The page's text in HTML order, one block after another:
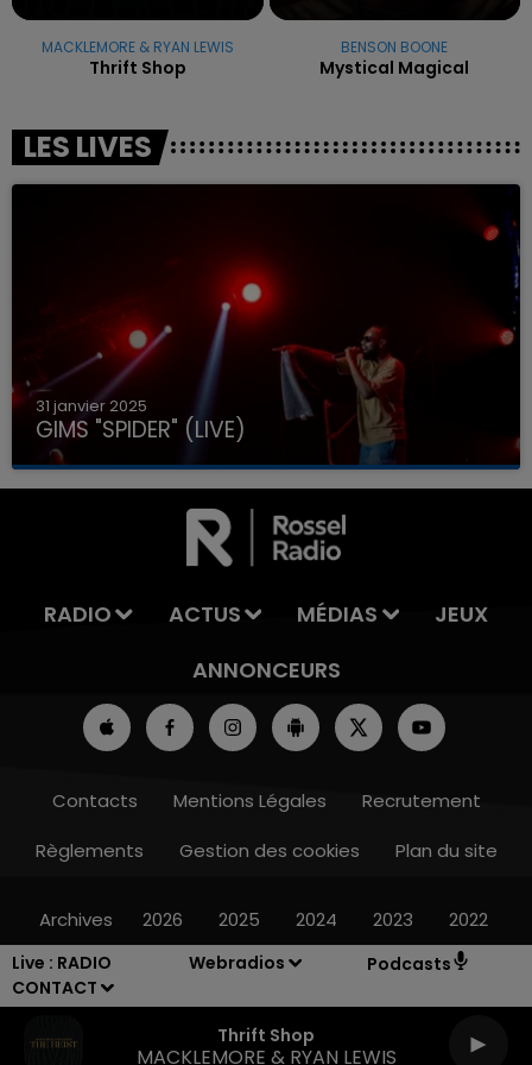
Live : RADIO
CONTACT
Webradios Podcasts
Thrift Shop
MACKLEMORE & RYAN LEWIS
MACKLEMORE & RYAN LEWIS
Thrift Shop
BENSON BOONE
Mystical Magical
LES LIVES
31 janvier 2025
GIMS "SPIDER" (LIVE)
RADIO ACTUS MÉDIAS
JEUX
ANNONCEURS
Contacts Mentions Légales
Recrutement
Règlements
Gestion des cookies Plan du site
Archives 2026 2025 2024 2023 2022